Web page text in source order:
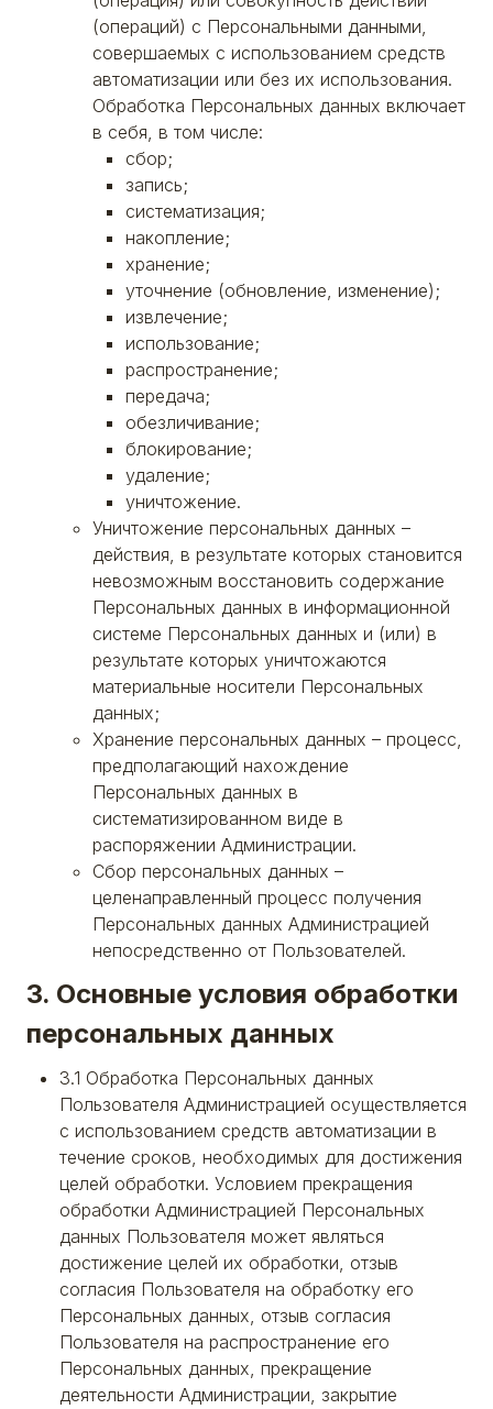
(операций) с Персональными данными,
совершаемых с использованием средств
автоматизации или без их использования.
Обработка Персональных данных включает
в себя, в том числе:
сбор;
запись;
систематизация;
накопление;
хранение;
уточнение (обновление, изменение);
извлечение;
использование;
распространение;
передача;
обезличивание;
блокирование;
удаление;
уничтожение.
Уничтожение персональных данных –
действия, в результате которых становится
невозможным восстановить содержание
Персональных данных в информационной
системе Персональных данных и (или) в
результате которых уничтожаются
материальные носители Персональных
данных;
Хранение персональных данных – процесс,
предполагающий нахождение
Персональных данных в
систематизированном виде в
распоряжении Администрации.
Сбор персональных данных –
целенаправленный процесс получения
Персональных данных Администрацией
непосредственно от Пользователей.
3. Основные условия обработки
персональных данных
3.1 Обработка Персональных данных
Пользователя Администрацией осуществляется
с использованием средств автоматизации в
течение сроков, необходимых для достижения
целей обработки. Условием прекращения
обработки Администрацией Персональных
данных Пользователя может являться
достижение целей их обработки, отзыв
согласия Пользователя на обработку его
Персональных данных, отзыв согласия
Пользователя на распространение его
Персональных данных, прекращение
деятельности Администрации, закрытие